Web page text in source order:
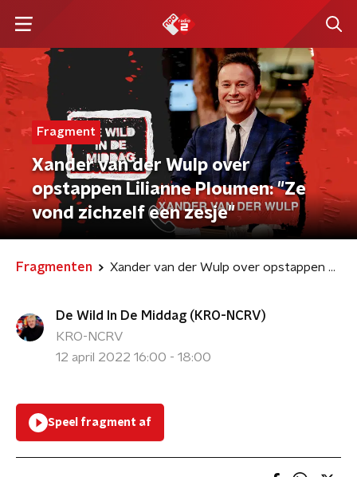
Fragment
Xander van der Wulp over
opstappen Lilianne Ploumen: "Ze
vond zichzelf een zesje"
Fragmenten Xander van der Wulp over opstappen Lilianne Ploumen: "Ze vond zichzelf een zesje"
De Wild In De Middag (KRO-NCRV)
KRO-NCRV
12 april 2022 16:00 - 18:00
Speel fragment af